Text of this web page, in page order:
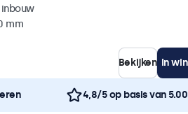
mm
Bekijken In
4,8/5 op basis van